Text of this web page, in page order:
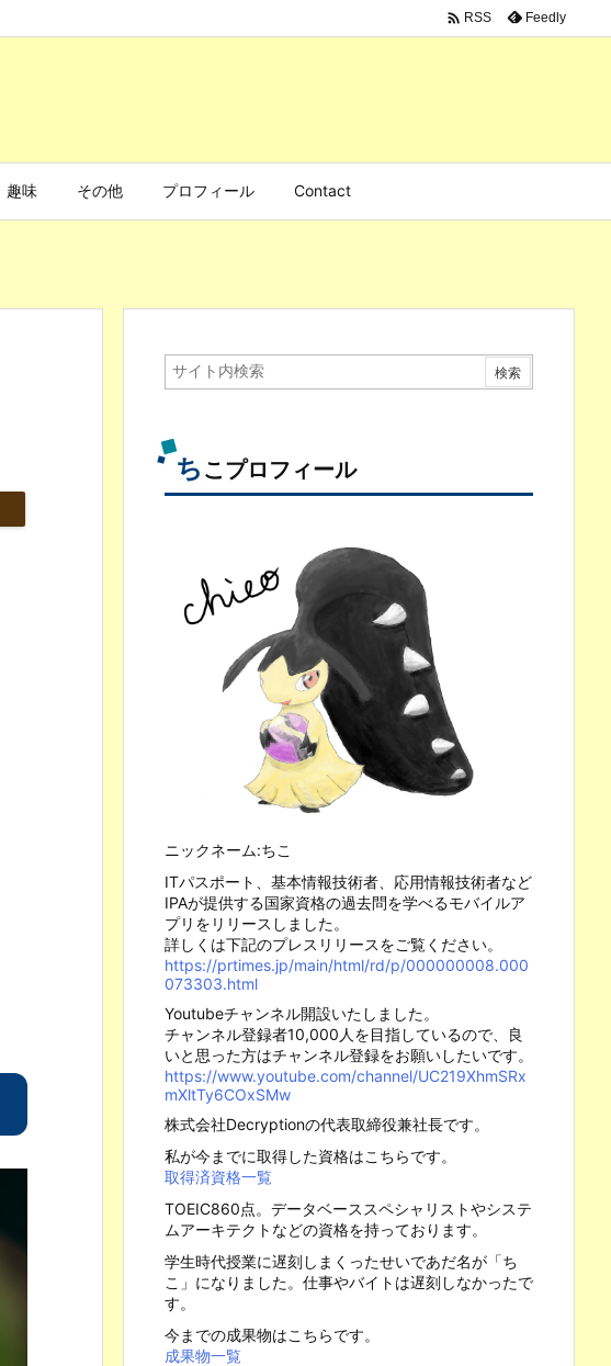
趣味 その他 プロフィール Contact
 RSS Feedly
ち こプロフィール
ニックネーム:ちこ
ITパスポート、基本情報技術者、応用情報技術者など
IPAが提供する国家資格の過去問を学べるモバイルア
プリをリリースしました。
詳しくは下記のプレスリリースをご覧ください。
https://prtimes.jp/main/html/rd/p/000000008.000
073303.html
Youtubeチャンネル開設いたしました。
チャンネル登録者10,000人を目指しているので、良
いと思った方はチャンネル登録をお願いしたいです。
https://www.youtube.com/channel/UC219XhmSRx
mXltTy6COxSMw
株式会社Decryptionの代表取締役兼社長です。
私が今までに取得した資格はこちらです。
取得済資格一覧
TOEIC860点。データベーススペシャリストやシステ
ムアーキテクトなどの資格を持っております。
学生時代授業に遅刻しまくったせいであだ名が「ち
こ」になりました。仕事やバイトは遅刻しなかったで
す。
今までの成果物はこちらです。
成果物一覧